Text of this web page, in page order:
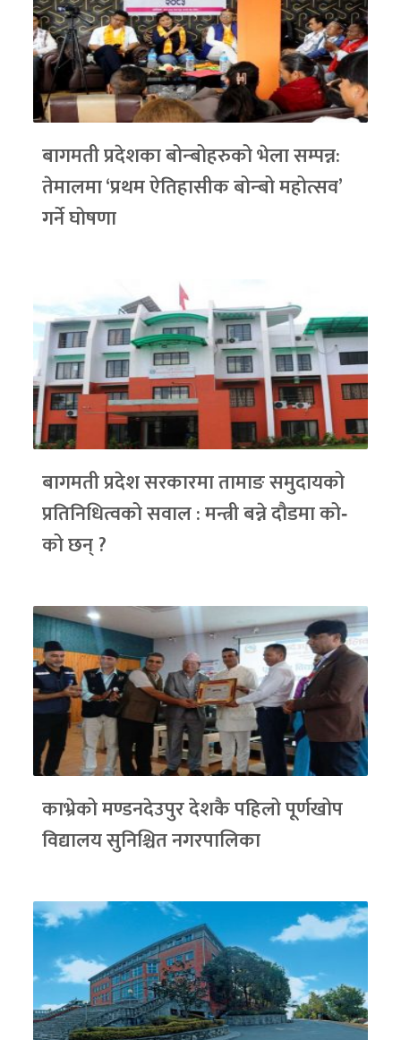
बागमती प्रदेशका बोन्बोहरुको भेला सम्पन्न:
तेमालमा ‘प्रथम ऐतिहासीक बोन्बो महोत्सव’
गर्ने घोषणा
बागमती प्रदेश सरकारमा तामाङ समुदायको
प्रतिनिधित्वको सवाल : मन्त्री बन्ने दौडमा को‐
को छन् ?
काभ्रेको मण्डनदेउपुर देशकै पहिलो पूर्णखोप
विद्यालय सुनिश्चित नगरपालिका